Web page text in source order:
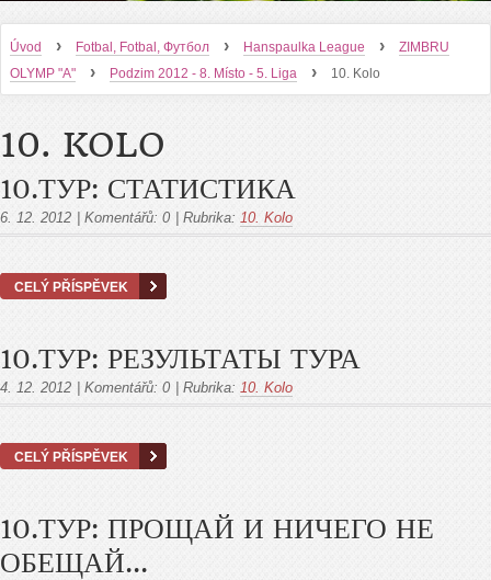
Úvod › Fotbal, Fotbal, Футбол › Hanspaulka League ›
ZIMBRU
OLYMP "A"
› Podzim 2012 - 8. Místo - 5. Liga › 10. Kolo
10. KOLO
10.ТУР: СТАТИСТИКА
6. 12. 2012 Komentářů: 0 Rubrika: 10. Kolo
CELÝ PŘÍSPĚVEK
10.ТУР: РЕЗУЛЬТАТЫ ТУРА
4. 12. 2012 Komentářů: 0 Rubrika: 10. Kolo
CELÝ PŘÍSPĚVEK
10.ТУР: ПРОЩАЙ И НИЧЕГО НЕ
ОБЕЩАЙ...